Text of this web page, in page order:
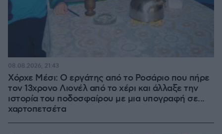
Χόρχε Μέσι: Ο εργάτης από το Ροσάριο που πήρε
τον 13χρονο Λιονέλ από το χέρι και άλλαξε την
ιστορία του ποδοσφαίρου με μια υπογραφή σε...
χαρτοπετσέτα
08.08.2026, 21:43